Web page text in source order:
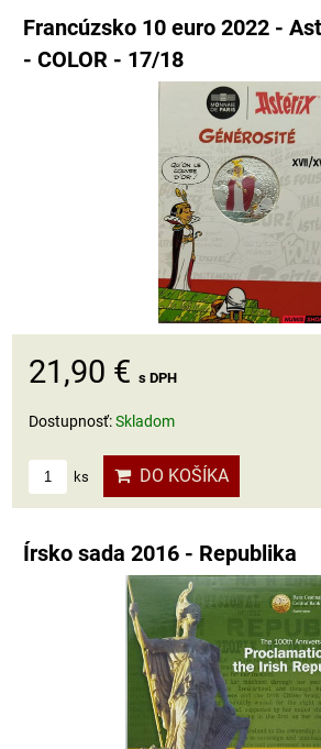
Francúzsko 10 euro 2022 -
- COLOR - 17/18
21,90 € s DPH
Dostupnosť:Skladom
ks DO KOŠÍKA
Írsko sada 2016 - Republika